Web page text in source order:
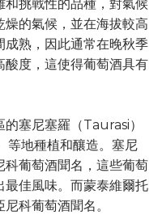
和挑戰性的品種，對氣候
的氣候，並在海拔較高
成熟，因此通常在晚秋季
度，這使得葡萄酒具有
塞尼塞羅（Taurasi）
地種植和釀造。塞尼
葡萄酒聞名，這些葡萄
佳風味。而蒙泰維爾托
科葡萄酒聞名。